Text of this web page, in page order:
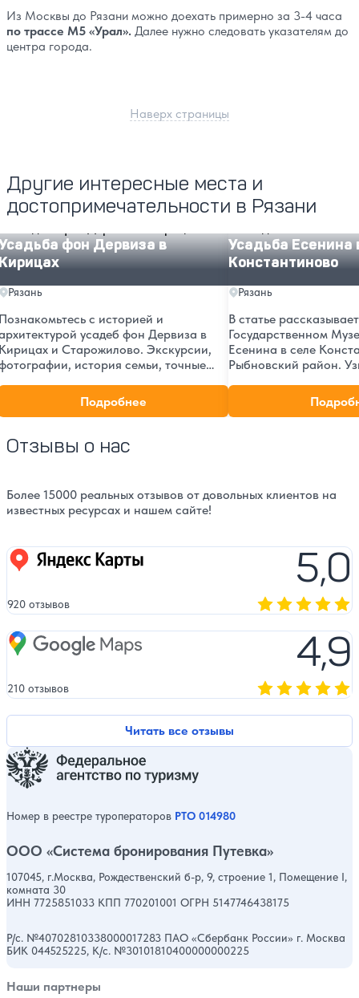
Из Москвы до Рязани можно доехать примерно за 3-4 часа
по трассе М5 «Урал». Далее нужно следовать указателям до
центра города.
Наверх страницы
Другие интересные места и
достопримечательности в Рязани
фон Дервиза в
Рязань
с историей и
усадеб фон Дервиза в
и Старожилово. Экскурсии,
история семьи, точные
комплексы XIX века.
Подробнее
Усадьба Есенина
Константиново
Рязань
В статье
Государственном
Есенина в селе
Рыбновский район.
атмосфере места,
великий русский
Отзывы о нас
Более 15000 реальных отзывов от довольных клиентов на
известных ресурсах и нашем сайте!
Читать все отзывы
Яндекс карты 5,0
920 отзывов
Google Maps 4,9
210 отзывов
Номер в реестре туроператоров РТО 014980
ООО «Система бронирования Путевка»
107045, г.Москва, Рождественский б-р, 9, строение 1, Помещение I,
комната 30
ИНН 7725851033 КПП 770201001 ОГРН 5147746438175
Р/с. №40702810338000017283 ПАО «Сбербанк России» г. Москва
БИК 044525225, К/с. №30101810400000000225
Наши партнеры